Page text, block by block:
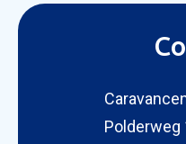
Polderweg